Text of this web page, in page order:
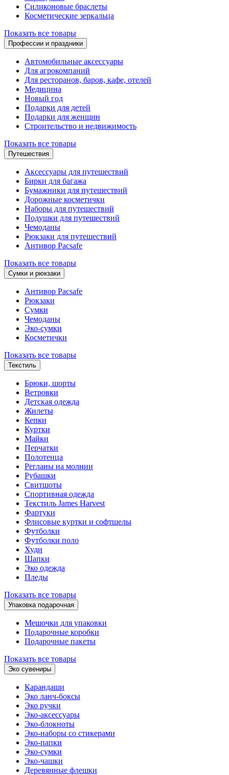
Силиконовые браслеты
Косметические зеркальца
Показать все товары
Профессии и праздники
Автомобильные аксессуары
Для агрокомпаний
Для ресторанов, баров, кафе, отелей
Медицина
Новый год
Подарки для детей
Подарки для женщин
Строительство и недвижимость
Показать все товары
Путешествия
Аксессуары для путешествий
Бирки для багажа
Бумажники для путешествий
Дорожные косметички
Наборы для путешествий
Подушки для путешествий
Чемоданы
Рюкзаки для путешествий
Антивор Pacsafe
Показать все товары
Сумки и рюкзаки
Антивор Pacsafe
Рюкзаки
Сумки
Чемоданы
Эко-сумки
Косметички
Показать все товары
Текстиль
Брюки, шорты
Ветровки
Детская одежда
Жилеты
Кепки
Куртки
Майки
Перчатки
Полотенца
Регланы на молнии
Рубашки
Свитшоты
Спортивная одежда
Текстиль James Harvest
Фартуки
Флисовые куртки и софтшелы
Футболки
Футболки поло
Худи
Шапки
Эко одежда
Пледы
Показать все товары
Упаковка подарочная
Мешочки для упаковки
Подарочные коробки
Подарочные пакеты
Показать все товары
Эко сувениры
Карандаши
Эко ланч-боксы
Эко ручки
Эко-аксессуары
Эко-блокноты
Эко-наборы со стикерами
Эко-папки
Эко-сумки
Эко-чашки
Деревянные флешки